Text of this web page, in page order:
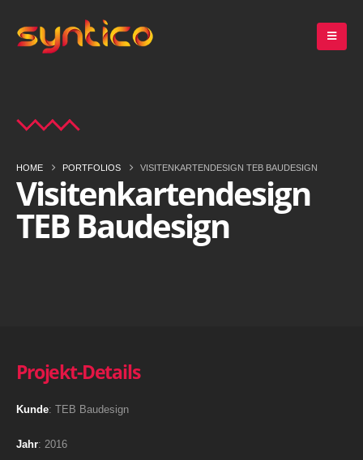
HOME PORTFOLIOS VISITENKARTENDESIGN TEB BAUDESIGN
Visitenkartendesign
TEB Baudesign
Projekt-Details
Kunde: TEB Baudesign
Jahr: 2016